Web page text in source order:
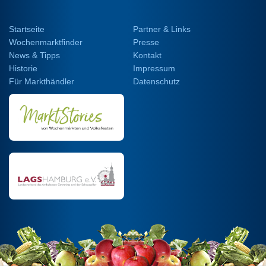
Startseite
Wochenmarktfinder
News & Tipps
Historie
Für Markthändler
Partner & Links
Presse
Kontakt
Impressum
Datenschutz